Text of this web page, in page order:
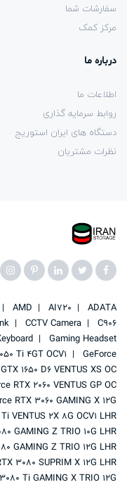
سفارشات شما
مرکز کمک
درباره ما
اطلاعات ما
روابط سرمایه گذاری
دستگاه های ایران استوریج
نظرات مشتریان
ADATA
AI720
AMD
C906
CCTV Camera
Gaming Headset
GeForce
Ti 4GT OCV1
1650 D6 VENTUS XS OC
RTX 2060 VENTUS GP OC
RTX 3060 GAMING X 12G
VENTUS 2X 8G OCV1 LHR
GAMING Z TRIO 10G LHR
GAMING Z TRIO 12G LHR
3080 SUPRIM X 12G LHR
Ti GAMING X TRIO 12G